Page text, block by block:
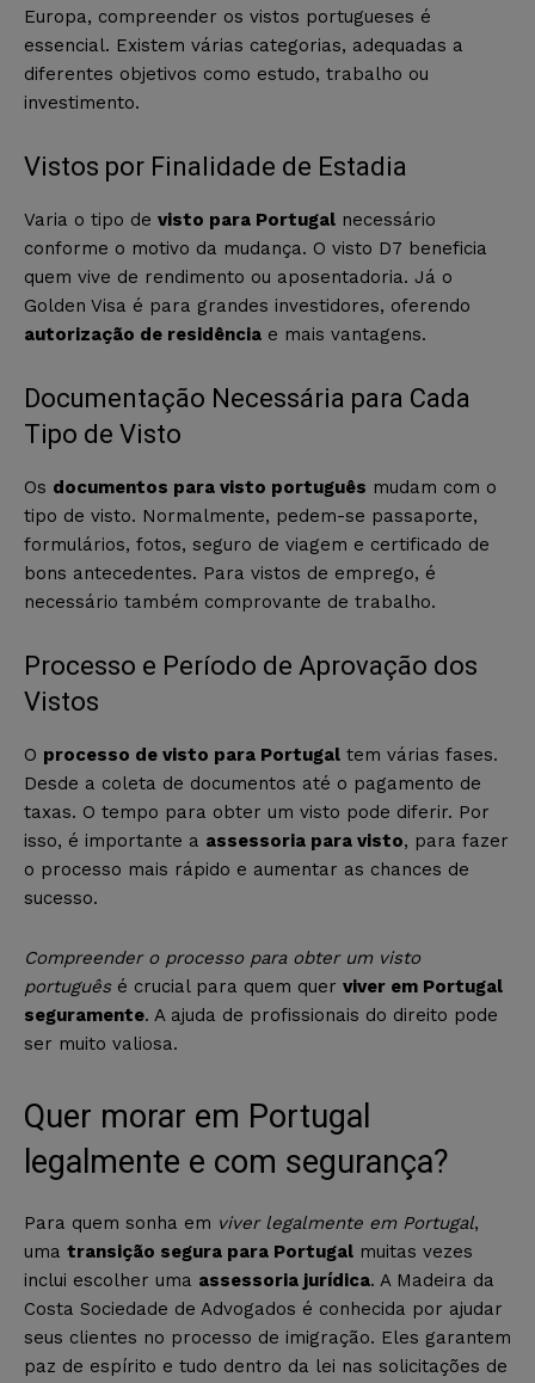
Europa, compreender os vistos portugueses é
essencial. Existem várias categorias, adequadas a
diferentes objetivos como estudo, trabalho ou
investimento.
Vistos por Finalidade de Estadia
Varia o tipo de visto para Portugal necessário
conforme o motivo da mudança. O visto D7 beneficia
quem vive de rendimento ou aposentadoria. Já o
Golden Visa é para grandes investidores, oferendo
autorização de residência e mais vantagens.
Documentação Necessária para Cada
Tipo de Visto
Os documentos para visto português mudam com o
tipo de visto. Normalmente, pedem-se passaporte,
formulários, fotos, seguro de viagem e certificado de
bons antecedentes. Para vistos de emprego, é
necessário também comprovante de trabalho.
Processo e Período de Aprovação dos
Vistos
O processo de visto para Portugal tem várias fases.
Desde a coleta de documentos até o pagamento de
taxas. O tempo para obter um visto pode diferir. Por
isso, é importante a assessoria para visto, para fazer
o processo mais rápido e aumentar as chances de
sucesso.
Compreender o processo para obter um visto
portuguêsé crucial para quem quer viver em Portugal
seguramente. A ajuda de profissionais do direito pode
ser muito valiosa.
Quer morar em Portugal
legalmente e com segurança?
Para quem sonha em viver legalmente em Portugal,
uma transição segura para Portugal muitas vezes
inclui escolher uma assessoria jurídica. A Madeira da
Costa Sociedade de Advogados é conhecida por ajudar
seus clientes no processo de imigração. Eles garantem
paz de espírito e tudo dentro da lei nas solicitações de